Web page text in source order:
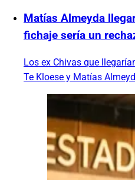
Matías Almeyda
fichaje sería un
Los ex Chivas que
Te Kloese y Matías